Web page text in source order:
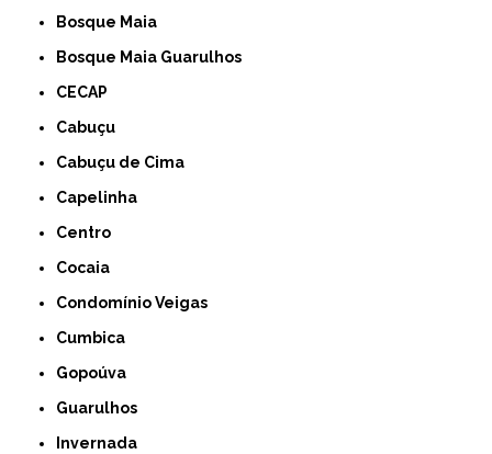
Bosque Maia
Bosque Maia Guarulhos
CECAP
Cabuçu
Cabuçu de Cima
Capelinha
Centro
Cocaia
Condomínio Veigas
Cumbica
Gopoúva
Guarulhos
Invernada